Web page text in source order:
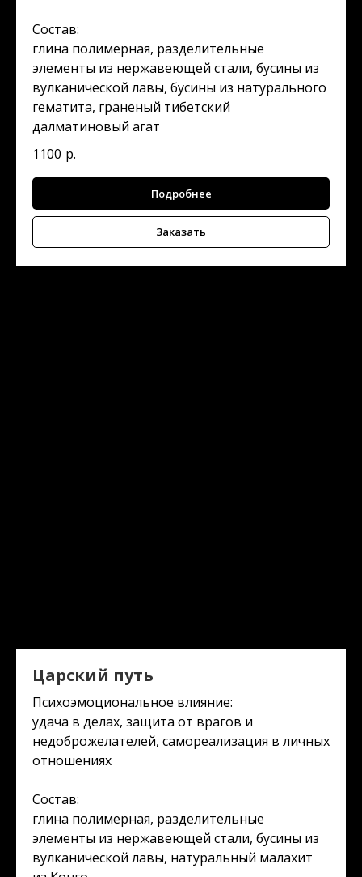
Состав:
глина полимерная, разделительные
элементы из нержавеющей стали, бусины из
вулканической лавы, бусины из натурального
гематита, граненый тибетский
далматиновый агат
1100 р.
Подробнее
Заказать
Царский путь
Психоэмоциональное влияние:
удача в делах, защита от врагов и
недоброжелателей, самореализация в личных
отношениях
Состав:
глина полимерная, разделительные
элементы из нержавеющей стали, бусины из
вулканической лавы, натуральный малахит